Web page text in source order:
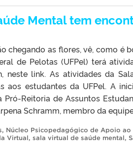
Mental tem
chegando as flores, vê, como é
de Pelotas (UFPel) terá
neste link. As atividades da
aos estudantes da UFPel. A
Reitoria de Assuntos
Schramm, membro da
, Núcleo Psicopedagógico de Apoio ao
Virtual, sala virtual de saúde mental,